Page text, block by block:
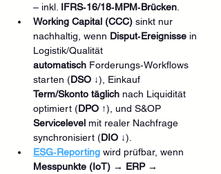
– inkl. IFRS‑16/18‑MPM‑Brücken
Working Capital (CCC) sinkt nur
nachhaltig, wenn Disput‑Ereignisse in
Logistik/Qualität
automatisch Forderungs‑Workflows
starten (DSO ↓), Einkauf
Term/Skonto täglich nach Liquidität
optimiert (DPO ↑), und S&OP
Servicelevel mit realer Nachfrage
synchronisiert (DIO ↓).
ESG‑Reporting wird prüfbar, wenn
Messpunkte (IoT) → ERP →